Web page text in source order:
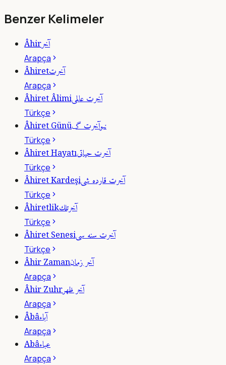
Benzer Kelimeler
Âhirآخر
Arapça
Âhiretآخرت
Arapça
Âhiret Âlimiآخرت عالمى
Türkçe
Âhiret Günüنىوآخرت گ
Türkçe
Âhiret Hayatıآخرت حياتى
Türkçe
Âhiret Kardeşiآخرت قارده شى
Türkçe
Âhiretlikآخرتلك
Türkçe
Âhiret Senesiآخرت سنه سى
Türkçe
Âhir Zamanآخر زمان
Arapça
Âhir Zuhrآخر ظهر
Arapça
Âbâآباء
Arapça
Abâعباء
Arapça